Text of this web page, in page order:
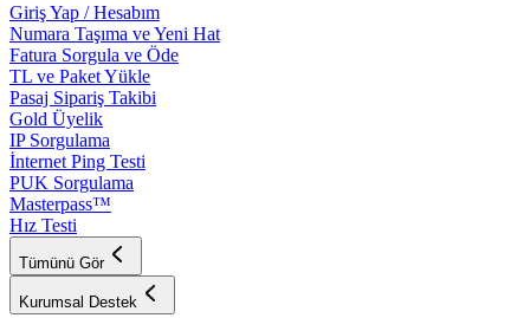
Giriş Yap / Hesabım
Numara Taşıma ve Yeni Hat
Fatura Sorgula ve Öde
TL ve Paket Yükle
Pasaj Sipariş Takibi
Gold Üyelik
IP Sorgulama
İnternet Ping Testi
PUK Sorgulama
Masterpass™
Hız Testi
Tümünü Gör
Kurumsal Destek